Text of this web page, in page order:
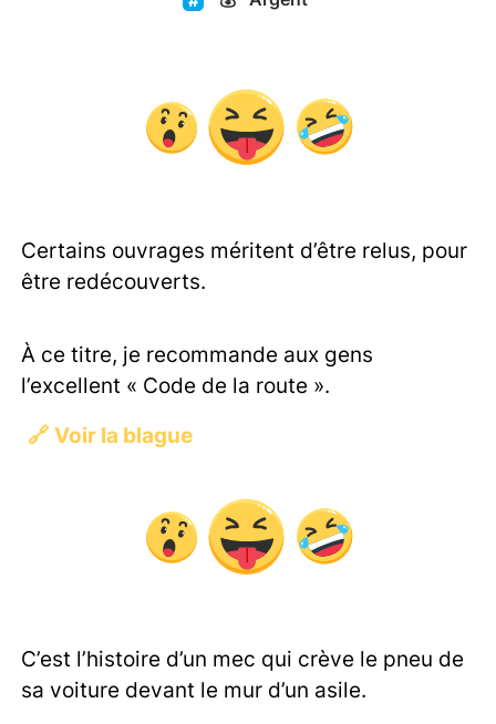
Certains ouvrages méritent d’être relus, pour
être redécouverts.
À ce titre, je recommande aux gens
l’excellent « Code de la route ».
🔗 Voir la blague
C’est l’histoire d’un mec qui crève le pneu de
sa voiture devant le mur d’un asile.